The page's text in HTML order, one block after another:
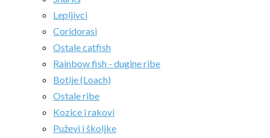
Lepljivci
Coridorasi
Ostale catfish
Rainbow fish - dugine ribe
Botije (Loach)
Ostale ribe
Kozice i rakovi
Puževi i školjke